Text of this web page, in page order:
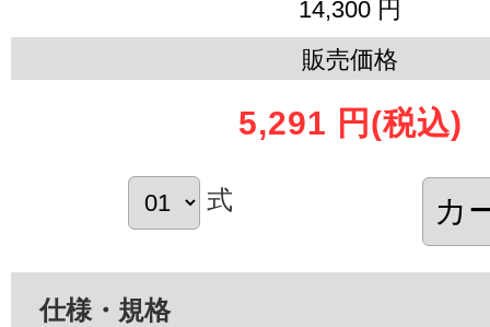
14,300 円
販売価格
5,291 円 (税込)
式
仕様・規格